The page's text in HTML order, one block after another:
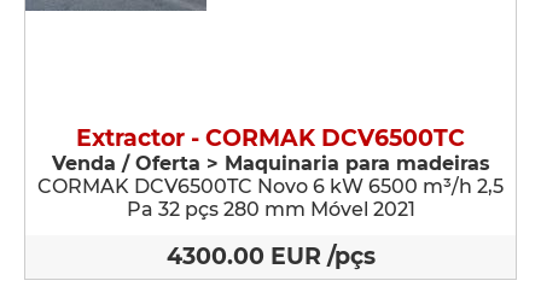
Extractor - CORMAK DCV6500TC
Venda / Oferta > Maquinaria para madeiras
CORMAK DCV6500TC Novo 6 kW 6500 m³/h 2,5
Pa 32 pçs 280 mm Móvel 2021
4300.00 EUR /pçs